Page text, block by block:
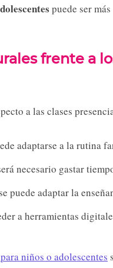
puede ser
frente a
a las clases
adaptarse a la rutina
necesario gastar
puede adaptar la
a herramientas
niños o adolescentes